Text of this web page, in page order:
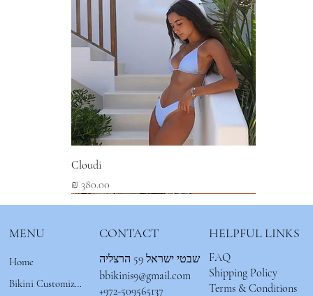
Cloudi
מחיר
MENU
Home
Bikini Customizer 🌟
CONTACT
שבטי ישראל 59 הרצליה
bbikinis9@gmail.com
+972-509565137
HELPFUL LINKS
FAQ
Shipping Policy
Terms & Conditions